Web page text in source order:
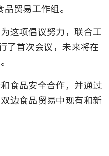
贸易工作组。
这项倡议努力，联合工
了首次会议，未来将在
食品安全合作，并通过
边食品贸易中现有和新